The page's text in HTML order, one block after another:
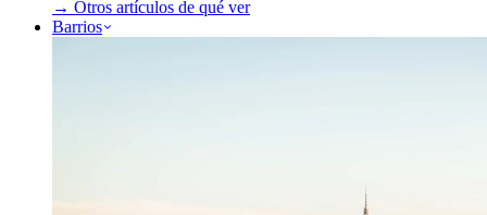
→ Otros artículos de qué ver
Barrios